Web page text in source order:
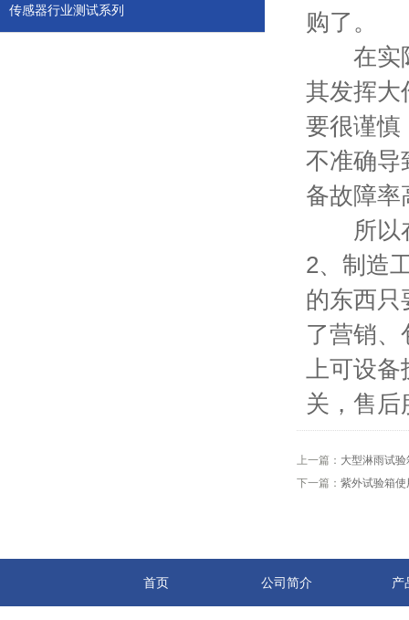
传感器行业测试系列
购了。
在实际
其发挥大
要很谨慎
不准确导
备故障率
所以在
2、制造
的东西只
了营销
上可设备
关，售
上一篇： 大型淋雨试
下一篇： 紫外试验箱
首页 公司简介 产